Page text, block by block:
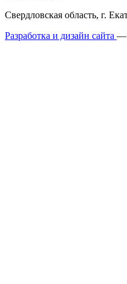
Свердловская область, г.
Разработка и дизайн сайта —